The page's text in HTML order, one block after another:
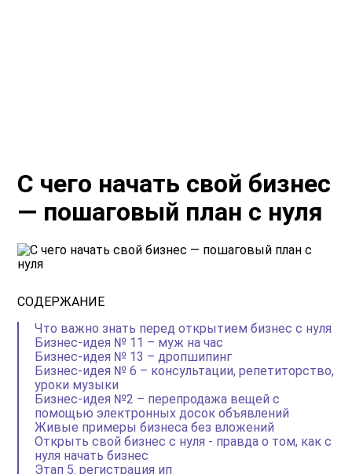
С чего начать свой бизнес
— пошаговый план с нуля
СОДЕРЖАНИЕ
Что важно знать перед открытием бизнес с нуля
Бизнес-идея № 11 – муж на час
Бизнес-идея № 13 – дропшипинг
Бизнес-идея № 6 – консультации, репетиторство,
уроки музыки
Бизнес-идея №2 – перепродажа вещей с
помощью электронных досок объявлений
Живые примеры бизнеса без вложений
Открыть свой бизнес с нуля - правда о том, как с
нуля начать бизнес
Этап 5. регистрация ип